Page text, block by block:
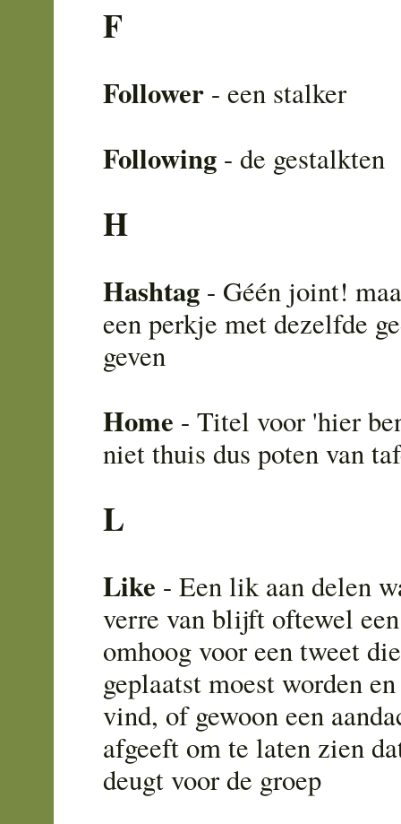
F
Follower - een stalker
Following - de gestalkten
H
Hashtag - Géén joint!
een perkje met dezelfde
geven
Home - Titel voor 'hier
niet thuis dus poten van
L
Like - Een lik aan delen
verre van blijft oftewel
omhoog voor een tweet
geplaatst moest worden
vind, of gewoon een
afgeeft om te laten zien
deugt voor de groep